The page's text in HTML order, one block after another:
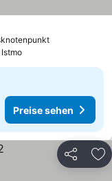
Preise
Preise sehen
Teilen